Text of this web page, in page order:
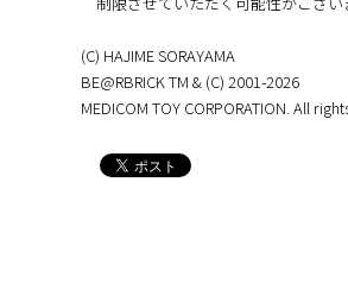
(C) HAJIME SORAYAMA
BE@RBRICK TM & (C) 2001-2026
MEDICOM TOY CORPORATION. All